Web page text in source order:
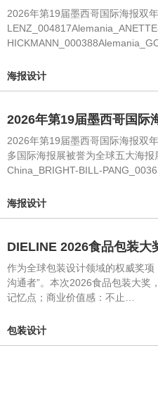
2026年第19届墨西哥国际海报双
海报设计
2026年第19届墨西哥国际
2026年第19届墨西哥国际海报双
多国际海报展被誉为全球五大海
China_BRIGHT-BILL-
海报设计
DIELINE 2026食品包装大
作为全球包装设计领域的权威奖
沟通者”。本次2026食品包装大奖
记忆点；商业价值感：不止…
包装设计